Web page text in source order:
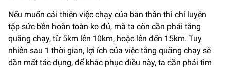
Nếu muốn cải thiện việc chạy của bản thân thì chỉ luyện
tập sức bền hoàn toàn ko đủ, mà ta còn cần phải tăng
quãng chạy, từ 5km lên 10km, hoặc lên đến 15km. Tuy
nhiên sau 1 thời gian, lợi ích của việc tăng quãng chạy sẽ
dần mất tác dụng, để khắc phục điều này, ta cần phải tìm